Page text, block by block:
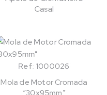
Casal
Ref: 1000026
Mola de Motor Cromada
“30x95mm”